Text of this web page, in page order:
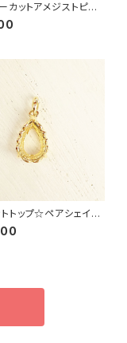
カットアメジストピア
（GH3125）
トップ☆ペアシェイプ
お石を預り空
作依頼★JK43540